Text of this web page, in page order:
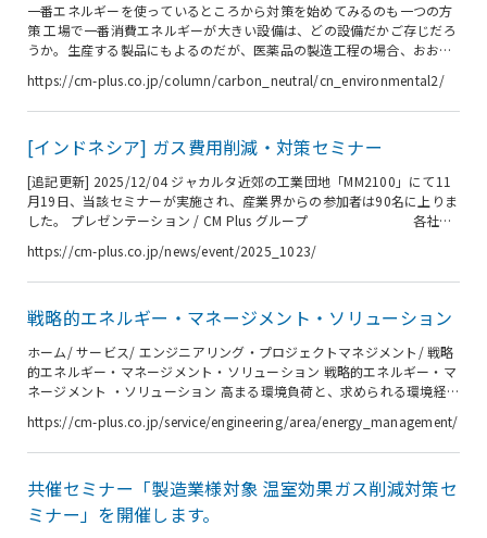
一番エネルギーを使っているところから対策を始めてみるのも一つの方
策 工場で一番消費エネルギーが大きい設備は、どの設備だかご存じだろ
うか。生産する製品にもよるのだが、医薬品の製造工程の場合、おおよ
る。すなわち、工場で使われるエネルギーのうち、半分以上が熱源・空
調設備で消費されていることになる。 24時間無休で生産していれば別だ
調設備に比べて停止している時間が長い。 一方、空調設備は生産環境を
め、メンテンナ...
https://cm-plus.co.jp/column/carbon_neutral/cn_environmental2/
[インドネシア] ガス費用削減・対策セミナー
[追記更新] 2025/12/04 ジャカルタ近郊の工業団地「MM2100」にて11
月19日、当該セミナーが実施され、産業界からの参加者は90名に上りま
した。 プレゼンテーション / CM Plus グループ 各社の
ご意見や質問などおありでしたら、遠慮なくお問い合わせください。
[追記更新] 2025/10/23 現在、インドネシアではガス田の生産量減少や
上回り、深刻なパイプ供給不足が生じております。その不足分を補うた
https://cm-plus.co.jp/news/event/2025_1023/
戦略的エネルギー・マネージメント・ソリューション
ホーム/ サービス/ エンジニアリング・プロジェクトマネジメント/ 戦略
的エネルギー・マネージメント・ソリューション 戦略的エネルギー・マ
ネージメント ・ソリューション 高まる環境負荷と、求められる環境経
トにあります。 近年、気候変動の著しい影響を受け、企業には環境負荷
対策、すなわち「環境経営」が不可欠となっています。これに建設費や
ィ（持続可能性）とカーボンニュートラルの実現には、コスト効率を考
慮した戦略的なエネルギーマネジメントが必須となりました。 真に効果
的なエネ...
https://cm-plus.co.jp/service/engineering/area/energy_management/
共催セミナー「製造業様対象 温室効果ガス削減対策セ
ミナー」を開催します。